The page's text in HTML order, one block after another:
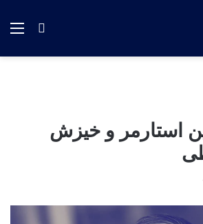
جستجو
استارمر و خیزش